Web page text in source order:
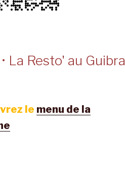
La Resto' au Guibra
le menu de la